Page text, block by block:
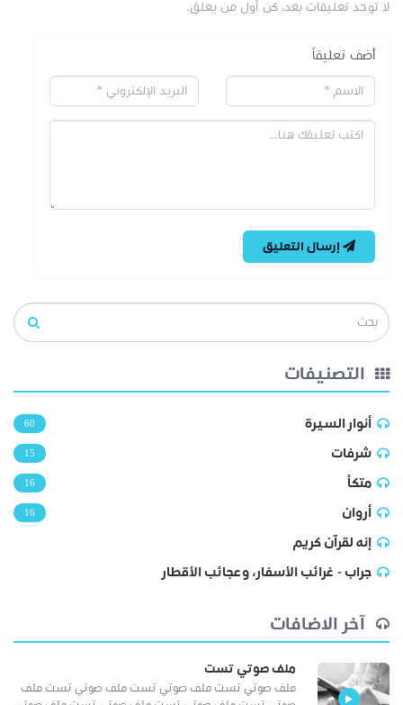
لا توجد تعليقات بعد، كن أول من يعلق.
أضف تعليقاً
إرسال التعليق
التصنيفات
أنوار السيرة 60
شرفات 15
متكأ 16
أروان 16
إنه لقرآن كريم
جراب - غرائب الأسفار، وعجائب الأقطار
آخر الاضافات
ملف صوتي تست
ملف صوتي تست ملف صوتي تست ملف صوتي تست ملف